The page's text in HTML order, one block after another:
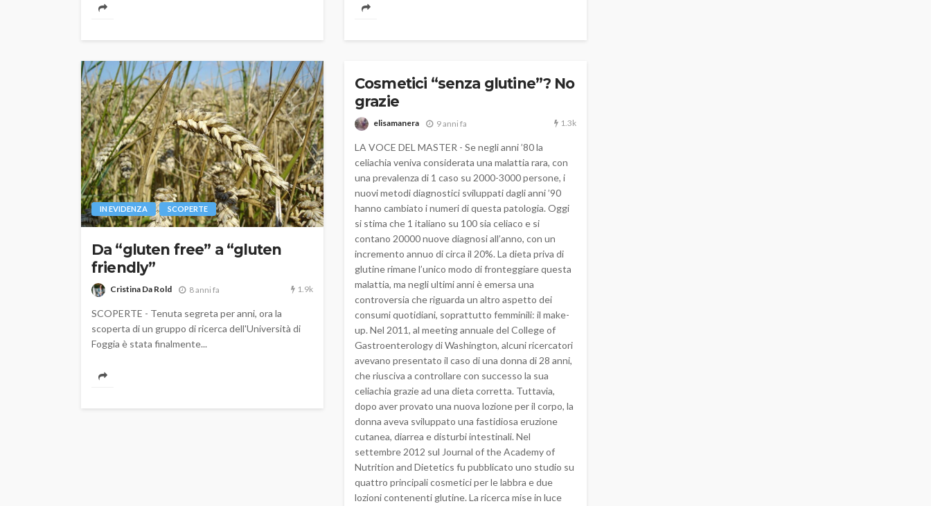
IN EVIDENZA SCOPERTE
Da “gluten free” a “gluten
friendly”
Cristina Da Rold 8 anni fa 1.9k
SCOPERTE - Tenuta segreta per anni, ora la
scoperta di un gruppo di ricerca dell'Università di
Foggia è stata finalmente...
Cosmetici “senza glutine”? No
grazie
elisamanera 9 anni fa 1.3k
LA VOCE DEL MASTER - Se negli anni ’80 la
celiachia veniva considerata una malattia rara, con
una prevalenza di 1 caso su 2000-3000 persone, i
nuovi metodi diagnostici sviluppati dagli anni ’90
hanno cambiato i numeri di questa patologia. Oggi
si stima che 1 italiano su 100 sia celiaco e si
contano 20000 nuove diagnosi all’anno, con un
incremento annuo di circa il 20%. La dieta priva di
glutine rimane l’unico modo di fronteggiare questa
malattia, ma negli ultimi anni è emersa una
controversia che riguarda un altro aspetto dei
consumi quotidiani, soprattutto femminili: il make-
up. Nel 2011, al meeting annuale del College of
Gastroenterology di Washington, alcuni ricercatori
avevano presentato il caso di una donna di 28 anni,
che riusciva a controllare con successo la sua
celiachia grazie ad una dieta corretta. Tuttavia,
dopo aver provato una nuova lozione per il corpo, la
donna aveva sviluppato una fastidiosa eruzione
cutanea, diarrea e disturbi intestinali. Nel
settembre 2012 sul Journal of the Academy of
Nutrition and Dietetics fu pubblicato uno studio su
quattro principali cosmetici per le labbra e due
lozioni contenenti glutine. La ricerca mise in luce